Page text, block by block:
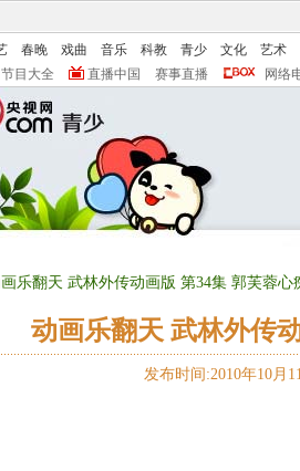
春晚 戏曲 音乐 科教 青少 文化
艺术
节目大全 直播中国 赛事直播 网络
乐翻天 武林外传动画版 第34集 郭芙蓉心
动画乐翻天 武林外传
发布时间:2010年10月